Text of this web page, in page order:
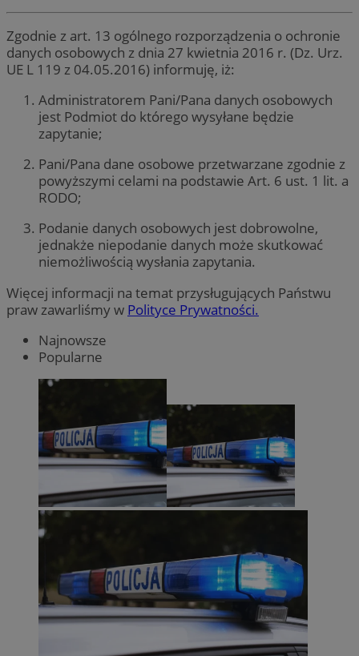
Zgodnie z art. 13 ogólnego rozporządzenia o ochronie
danych osobowych z dnia 27 kwietnia 2016 r. (Dz. Urz.
UE L 119 z 04.05.2016) informuję, iż:
Administratorem Pani/Pana danych osobowych
jest Podmiot do którego wysyłane będzie
zapytanie;
Pani/Pana dane osobowe przetwarzane zgodnie z
powyższymi celami na podstawie Art. 6 ust. 1 lit. a
RODO;
Podanie danych osobowych jest dobrowolne,
jednakże niepodanie danych może skutkować
niemożliwością wysłania zapytania.
Więcej informacji na temat przysługujących Państwu
praw zawarliśmy w Polityce Prywatności.
Najnowsze
Popularne